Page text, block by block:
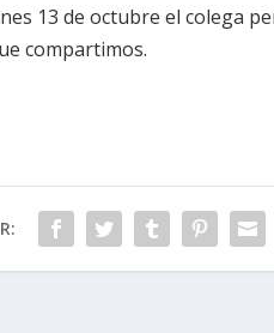
13 de octubre el colega
compartimos.